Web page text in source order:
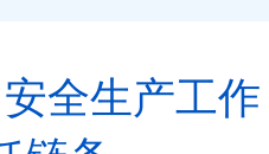
全生产工作